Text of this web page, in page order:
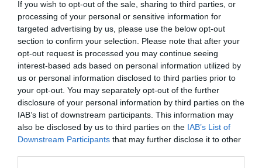
If you wish to opt-out of the sale, sharing to third parties, or
processing of your personal or sensitive information for
targeted advertising by us, please use the below opt-out
section to confirm your selection. Please note that after your
opt-out request is processed you may continue seeing
interest-based ads based on personal information utilized by
us or personal information disclosed to third parties prior to
your opt-out. You may separately opt-out of the further
disclosure of your personal information by third parties on the
IAB’s list of downstream participants. This information may
also be disclosed by us to third parties on the IAB’s List of
Downstream Participants that may further disclose it to other
Mejor proyecto de transformación digital en punto
de venta
Holaglow
SCIRCLE
Sephora
Mejor iniciativa de marketing digital en redes
3INA